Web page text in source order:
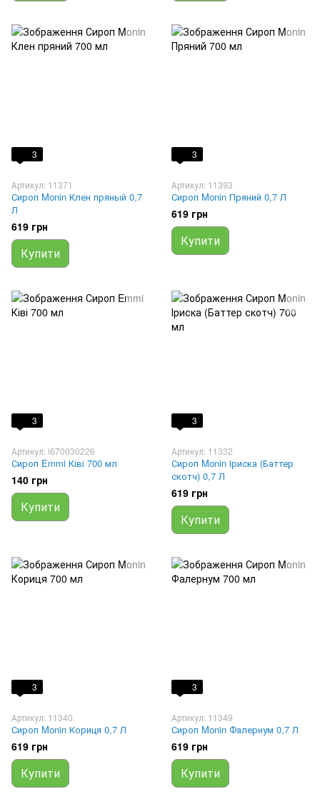
3
Артикул: 11371
Сироп Monin Клен пряный 0,7
Л
619 грн
Купити
3
Артикул: 11393
Сироп Monin Пряний 0,7 Л
619 грн
Купити
3
Артикул: i670030226
Сироп Emmi Ківі 700 мл
140 грн
Купити
3
Артикул: 11332
Сироп Monin Іриска (Баттер
скотч) 0,7 Л
619 грн
Купити
3
Артикул: 11340
Сироп Monin Кориця 0,7 Л
619 грн
Купити
3
Артикул: 11349
Сироп Monin Фалернум 0,7 Л
619 грн
Купити